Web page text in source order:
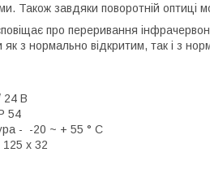
Також завдяки поворотній оптиці
про переривання
як з нормально відкритим, так і з
24 В
54
- -20 ~ + 55 ° C
125 x 32